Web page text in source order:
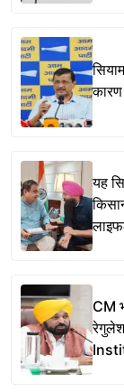
कारण
यह
CM